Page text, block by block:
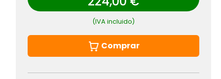
(IVA incluido)
Comprar